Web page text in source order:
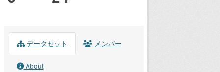
データセット メンバー
About